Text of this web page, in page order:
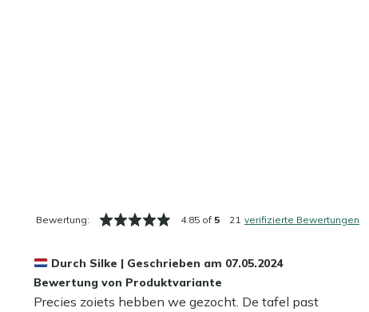
Bewertung: 4.85 of 5 21 verifizierte Bewertungen
Durch Silke | Geschrieben am 07.05.2024
Bewertung von Produktvariante
Precies zoiets hebben we gezocht. De tafel past